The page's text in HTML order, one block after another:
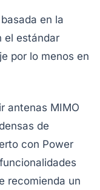
en la
el estándar
por lo menos en
antenas MIMO
de
con Power
recomienda un